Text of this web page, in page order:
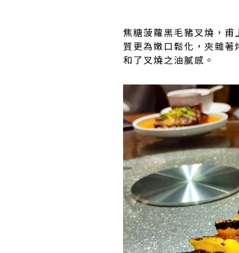
焦糖菠蘿黑毛豬叉燒，
質更為嫩口鬆化，夾雜
和了叉燒之油膩感。